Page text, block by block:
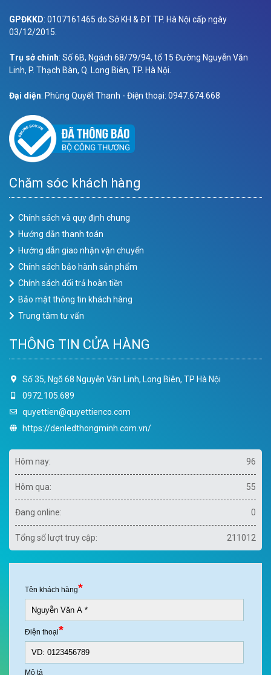
GPĐKKD: 0107161465 do Sở KH & ĐT TP. Hà Nội cấp ngày
03/12/2015.
Trụ sở chính: Số 6B, Ngách 68/79/94, tổ 15 Đường Nguyễn Văn
Linh, P. Thạch Bàn, Q. Long Biên, TP. Hà Nội.
Đại diện: Phùng Quyết Thanh - Điện thoại: 0947.674.668
Chăm sóc khách hàng
Chính sách và quy định chung
Hướng dẫn thanh toán
Hướng dẫn giao nhận vận chuyển
Chính sách bảo hành sản phẩm
Chính sách đổi trả hoàn tiền
Bảo mật thông tin khách hàng
Trung tâm tư vấn
THÔNG TIN CỬA HÀNG
Số 35, Ngõ 68 Nguyễn Văn Linh, Long Biên, TP Hà Nội
0972.105.689
quyettien@quyettienco.com
https://denledthongminh.com.vn/
96
Hôm nay:
55
Hôm qua:
0
Đang online:
211012
Tổng số lượt truy cập: